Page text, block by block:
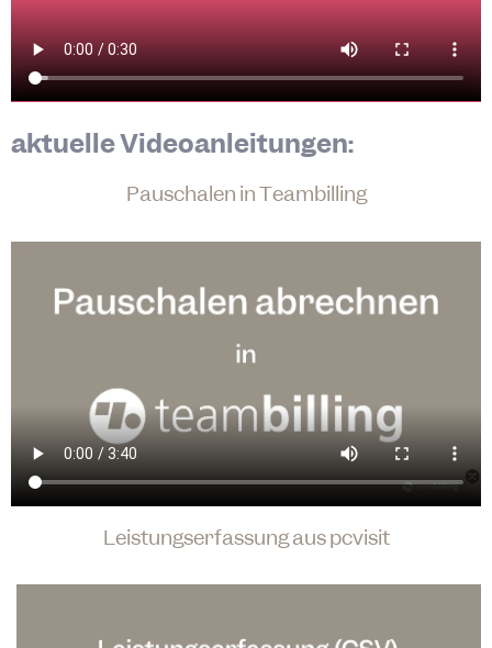
aktuelle Videoanleitungen:
Pauschalen in Teambilling
Leistungserfassung aus pcvisit